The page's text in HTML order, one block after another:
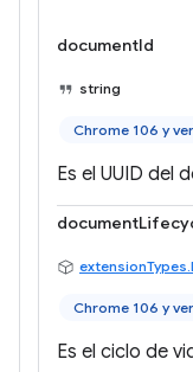
documentId
string
Chrome 106 y
Es el UUID del
Chrome 106 y
Es el ciclo de